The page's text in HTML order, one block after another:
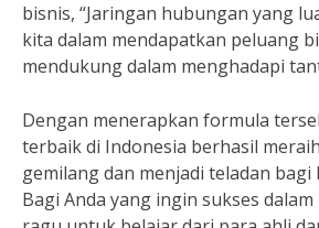
bisnis, “Jaringan hubungan yang
kita dalam mendapatkan peluang
mendukung dalam menghadapi
Dengan menerapkan formula
terbaik di Indonesia berhasil
gemilang dan menjadi teladan bagi
Bagi Anda yang ingin sukses